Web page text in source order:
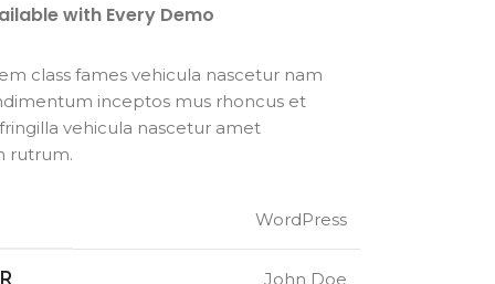
with Every Demo
class fames vehicula nascetur nam
inceptos mus rhoncus et
vehicula nascetur amet
rutrum.
WordPress
John Doe